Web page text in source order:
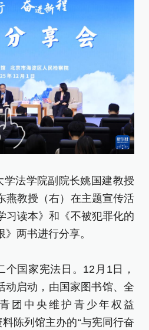
学法学院副院长姚国建教授
燕教授（右）在主题宣传活
习读本》和《不被犯罪化的
两书进行分享。
国家宪法日。12月1日，
动启动，由国家图书馆、全
团中央维护青少年权益
陈列馆主办的“与宪同行奋